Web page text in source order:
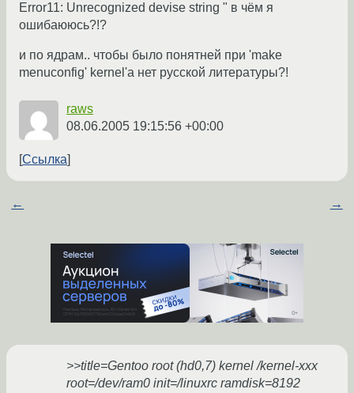
Error11: Unrecognized devise string " в чём я
ошибаююсь?!?
и по ядрам.. чтобы было понятней при 'make
menuconfig' kernel'a нет русской литературы?!
raws
08.06.2005 19:15:56 +00:00
Ссылка
← →
>>title=Gentoo root (hd0,7) kernel /kernel-xxx
root=/dev/ram0 init=/linuxrc ramdisk=8192